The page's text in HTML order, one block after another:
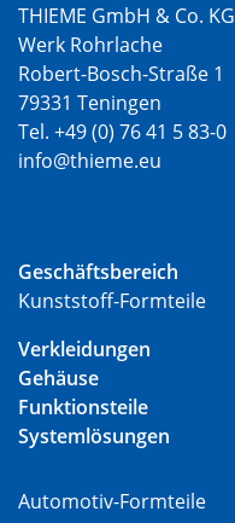
THIEME GmbH & Co. KG
Werk Rohrlache
Robert-Bosch-Straße 1
79331 Teningen
Tel. +49 (0) 76 41 5 83-0
info@thieme.eu
Geschäftsbereich
Kunststoff-Formteile
Verkleidungen
Gehäuse
Funktionsteile
Systemlösungen
Automotiv-Formteile